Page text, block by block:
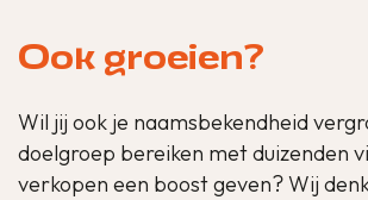
Ook groeien?
Wil jij ook je naamsbekendheid
doelgroep bereiken met duizenden
verkopen een boost geven? Wij